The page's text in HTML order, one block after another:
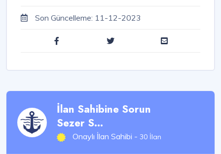
Son Güncelleme: 11-12-2023
İlan Sahibine Sorun
Sezer S...
Onaylı İlan Sahibi -30 İlan